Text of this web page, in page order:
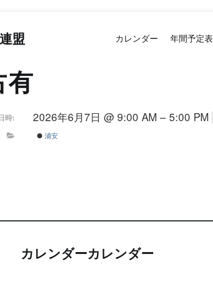
盟 カレンダー 年間予定表
有
時: 2026年6月7日 @ 9:00 AM – 5:00 PM
浦安
カレンダーカレンダー